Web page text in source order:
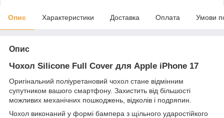
Опис Характеристики Доставка Оплата Умови
Опис
Чохол Silicone Full Cover для Apple iPhone 17
Оригінальний поліуретановий чохол стане відмінним
супутником вашого смартфону. Захистить від більшості
можливих механічних пошкоджень, відколів і подряпин.
Чохол виконаний у формі бампера з щільного ударостійкого